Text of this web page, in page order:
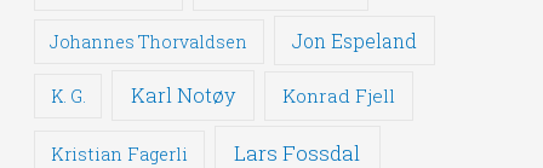
Johannes Thorvaldsen Jon Espeland
K. G. Karl Notøy Konrad Fjell
Kristian Fagerli Lars Fossdal